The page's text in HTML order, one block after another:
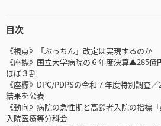
目次
《視点》「ぶっちん」改定は実現するのか
《座標》国立大学病院の６年度決算▲285
ほぼ３割
《座標》DPC/PDPSの令和７年度特別調査
結果を公表
《動向》病院の急性期と高齢者入院の指標
入院医療等分科会